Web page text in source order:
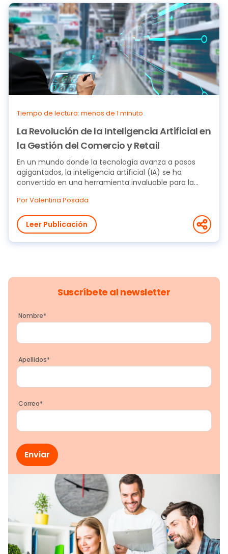
Tiempo de lectura: menos de 1 minuto
La Revolución de la Inteligencia Artificial en
la Gestión del Comercio y Retail
En un mundo donde la tecnología avanza a pasos
agigantados, la inteligencia artificial (IA) se ha
convertido en una herramienta invaluable para la...
Por Valentina Posada
Leer Publicación
Suscríbete al newsletter
Nombre*
Apellidos*
Correo*